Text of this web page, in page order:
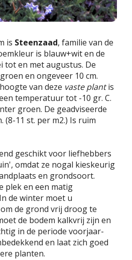
is Steenzaad, familie van de
is blauw+wit en de
tot en met augustus. De
en ongeveer 10 cm.
van deze vaste plantis
temperatuur tot -10 gr. C.
groen. De geadviseerde
(8-11 st. per m2.) Is ruim
geschikt voor liefhebbers
omdat ze nogal kieskeurig
en grondsoort.
plek en een matig
de winter moet u
de grond vrij droog te
de bodem kalkvrij zijn en
in de periode voorjaar-
en laat zich goed
planten.